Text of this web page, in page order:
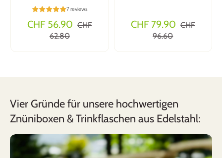
7 reviews
CHF 56.90 CHF
62.80
CHF 79.90 CHF
96.60
Vier Gründe für unsere hochwertigen
Znüniboxen & Trinkflaschen aus Edelstahl: